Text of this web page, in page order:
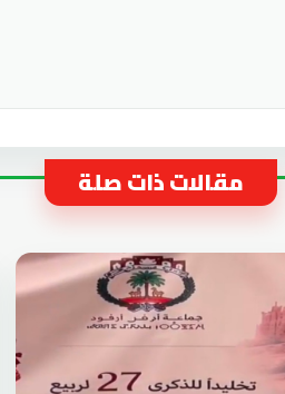
مقالات ذات صلة